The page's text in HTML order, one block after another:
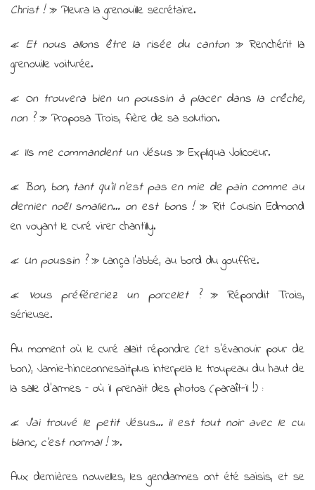
Christ !» Pleura la grenouille secrétaire.
« Et nous allons être la risée du canton» Renchérit la
grenouille voiturée.
« On trouvera bien un poussin à placer dans la crêche,
non ?» Proposa Trois, fière de sa solution.
« Ils me commandent un Jésus » Expliqua Jolicoeur.
« Bon, bon, tant qu’il n’est pas en mie de pain comme au
dernier noël smalien… on est bons !» Rit Cousin Edmond
en voyant le curé virer chantilly.
« Un poussin ?» Lança l’abbé, au bord du gouffre.
« Vous préféreriez un porcelet ?» Répondit Trois,
sérieuse.
Au moment où le curé allait répondre (et s’évanouir pour de
bon), Jamie-hinceonnesaitplus interpela le troupeau du haut de
la salle d’armes – où il prenait des photos (paraît-il !) :
« J’ai trouvé le petit Jésus… il est tout noir avec le cul
blanc, c’est normal !».
Aux dernières nouvelles, les gendarmes ont été saisis, et se